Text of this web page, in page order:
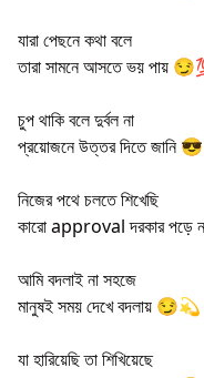
যারা পেছনে কথা বলে
তারা সামনে আসতে ভয় পায়
চুপ থাকি বলে দুর্বল না
প্রয়োজনে উত্তর দিতে জানি
নিজের পথে চলতে শিখেছি
কারো approval দরকার পড়ে
আমি বদলাই না সহজে
মানুষই সময় দেখে বদলায় 😏💫
যা হারিয়েছি তা শিখিয়েছে